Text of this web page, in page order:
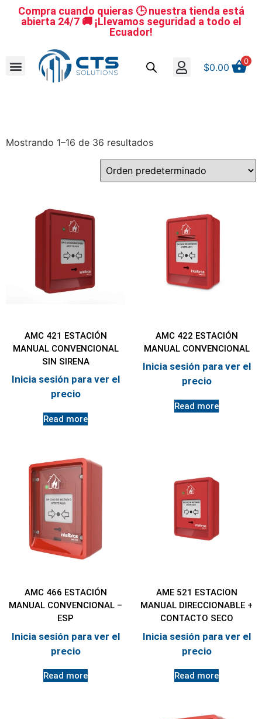
Compra cuando quieras 🕒 nuestra tienda está
abierta 24/7 🚚 ¡Llevamos seguridad a todo el
Ecuador!
$0.00
0
Mostrando 1–16 de 36 resultados
AMC 421 ESTACIÓN
MANUAL CONVENCIONAL
SIN SIRENA
Inicia sesión para ver el
precio
Read more
AMC 422 ESTACIÓN
MANUAL CONVENCIONAL
Inicia sesión para ver el
precio
Read more
AMC 466 ESTACIÓN
MANUAL CONVENCIONAL –
ESP
Inicia sesión para ver el
precio
Read more
AME 521 ESTACION
MANUAL DIRECCIONABLE +
CONTACTO SECO
Inicia sesión para ver el
precio
Read more